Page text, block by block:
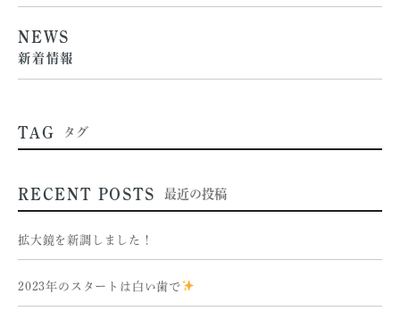
NEWS
新着情報
TAG タグ
RECENT POSTS 最近の投稿
拡大鏡を新調しました！
2023年のスタートは白い歯で